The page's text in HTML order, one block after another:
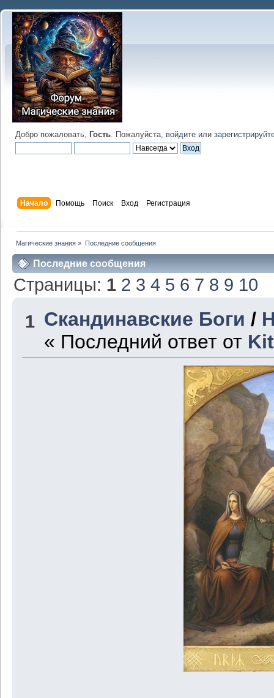
Добро пожаловать, Гость. Пожалуйста, войдите или
Начало Помощь Поиск Вход Регистрация
Магические знания » Последние сообщения
Последние сообщения
Страницы: 1 2 3 4 5 6 7 8 9 10
1 Скандинавские Боги /
« Последний ответ от